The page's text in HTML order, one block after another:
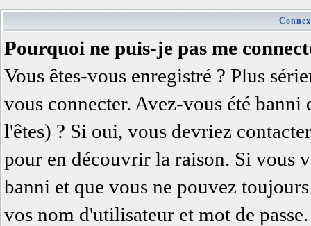
Pourquoi ne puis-je pas me
Vous êtes-vous enregistré ? Plus
vous connecter. Avez-vous été
l'êtes) ? Si oui, vous devriez
pour en découvrir la raison. Si vous
banni et que vous ne pouvez
vos nom d'utilisateur et mot de